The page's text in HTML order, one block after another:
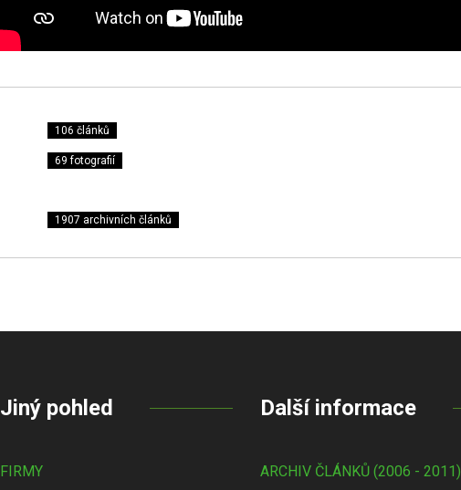
106 článků
69 fotografií
1907 archivních článků
Jiný pohled
FIRMY
Další informace
ARCHIV ČLÁNKŮ (2006 - 2011)